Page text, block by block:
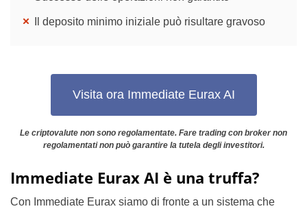
Il deposito minimo iniziale può risultare gravoso
Visita ora Immediate Eurax AI
Le criptovalute non sono regolamentate. Fare trading con broker non
regolamentati non può garantire la tutela degli investitori.
Immediate Eurax AI è una truffa?
Con Immediate Eurax siamo di fronte a un sistema che